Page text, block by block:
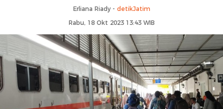
Erliana Riady - detikJatim
Rabu, 18 Okt 2023 13:43 WIB